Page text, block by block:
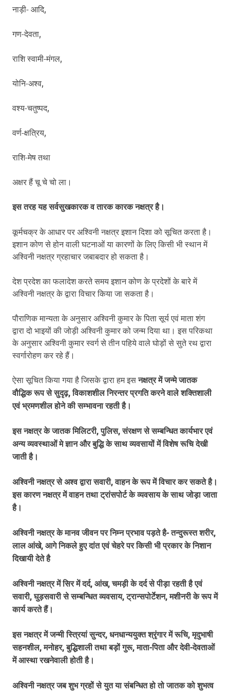
नाड़ी- आदि,
गण-देवता,
राशि स्वामी-मंगल,
योनि-अश्व,
वश्य-चतुष्पद,
वर्ण-क्षत्रिय,
राशि-मेष तथा
अक्षर हैं चू चे चो ला।
इस तरह यह सर्वसुखकारक व तारक कारक नक्षत्र है।
कूर्मचक्र के आधार पर अश्विनी नक्षत्र इशान दिशा को सूचित करता है।
इशान कोण से होन वाली घटनाओं या कारणों के लिए किसी भी स्थान में
अश्विनी नक्षत्र ग्रहाचार जबाबदार हो सकता है।
देश प्रदेश का फलादेश करते समय इशान कोण के प्रदेशों के बारे में
अश्विनी नक्षत्र के द्वारा विचार किया जा सकता है।
पौराणिक मान्यता के अनुसार अश्विनी कुमार के पिता सूर्य एवं माता शंग
द्वारा दो भाइयों की जोड़ी अश्विनी कुमार को जन्म दिया था। इस परिकथा
के अनुसार अश्विनी कुमार स्वर्ग से तीन पहिये वाले घोड़ों से सुते रथ द्वारा
स्वर्गारोहण कर रहे हैं।
ऐसा सूचित किया गया है जिसके द्वारा हम इसनक्षत्र में जन्मे जातक
वौद्धिक रूप से सुदृढ़, विकाशशील निरन्तर प्रगति करने वाले शक्तिशाली
एवं भ्रमणशील होने की सम्भावना रहती है।
इस नक्षत्र के जातक मिलिटरी, पुलिस, संरक्षण से सम्बन्धित कार्यभार एवं
अन्य व्यवस्थाओं मे ज्ञान और बुद्धि के साथ व्यवसायों में विशेष रूचि देखी
जाती है।
अश्विनी नक्षत्र से अश्व द्वारा सवारी, वाहन के रूप में विचार कर सकते है।
इस कारण नक्षत्र में वाहन तथा ट्रांसपोर्ट के व्यवसाय के साथ जोड़ा जाता
है।
अश्विनी नक्षत्र के मानव जीवन पर निम्न प्रभाव पड़ते है- तन्दुरूस्त शरीर,
लाल आंखे, आगे निकले हुए दांत एवं चेहरे पर किसी भी प्रकार के निशान
दिखायी देते है
अश्विनी नक्षत्र में सिर में दर्द, आंख, चमड़ी के दर्द से पीड़ा रहती है एवं
सवारी, घुड़सवारी से सम्बन्धित व्यवसाय, ट्रान्सपोर्टेशन, मशीनरी के रूप में
कार्य करते हैं।
इस नक्षत्र में जन्मी स्त्रियां सुन्दर, धनधान्ययुक्त श्रृंगार में रूचि, मृदुभाषी
सहनशील, मनोहर, बुद्धिशाली तथा बड़ों गुरू, माता-पिता और देवी-देवताओं
में आस्था रखनेवाली होती है।
अश्विनी नक्षत्र जब शुभ ग्रहों से युत या संबन्धित हो तो जातक को शुभत्व